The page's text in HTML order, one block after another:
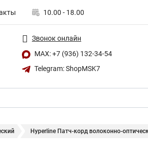
10.00 - 18.00
Звонок онлайн
MAX: +7 (936) 132-34-54
Telegram: ShopMSK7
Hyperline Патч-корд волоконно-